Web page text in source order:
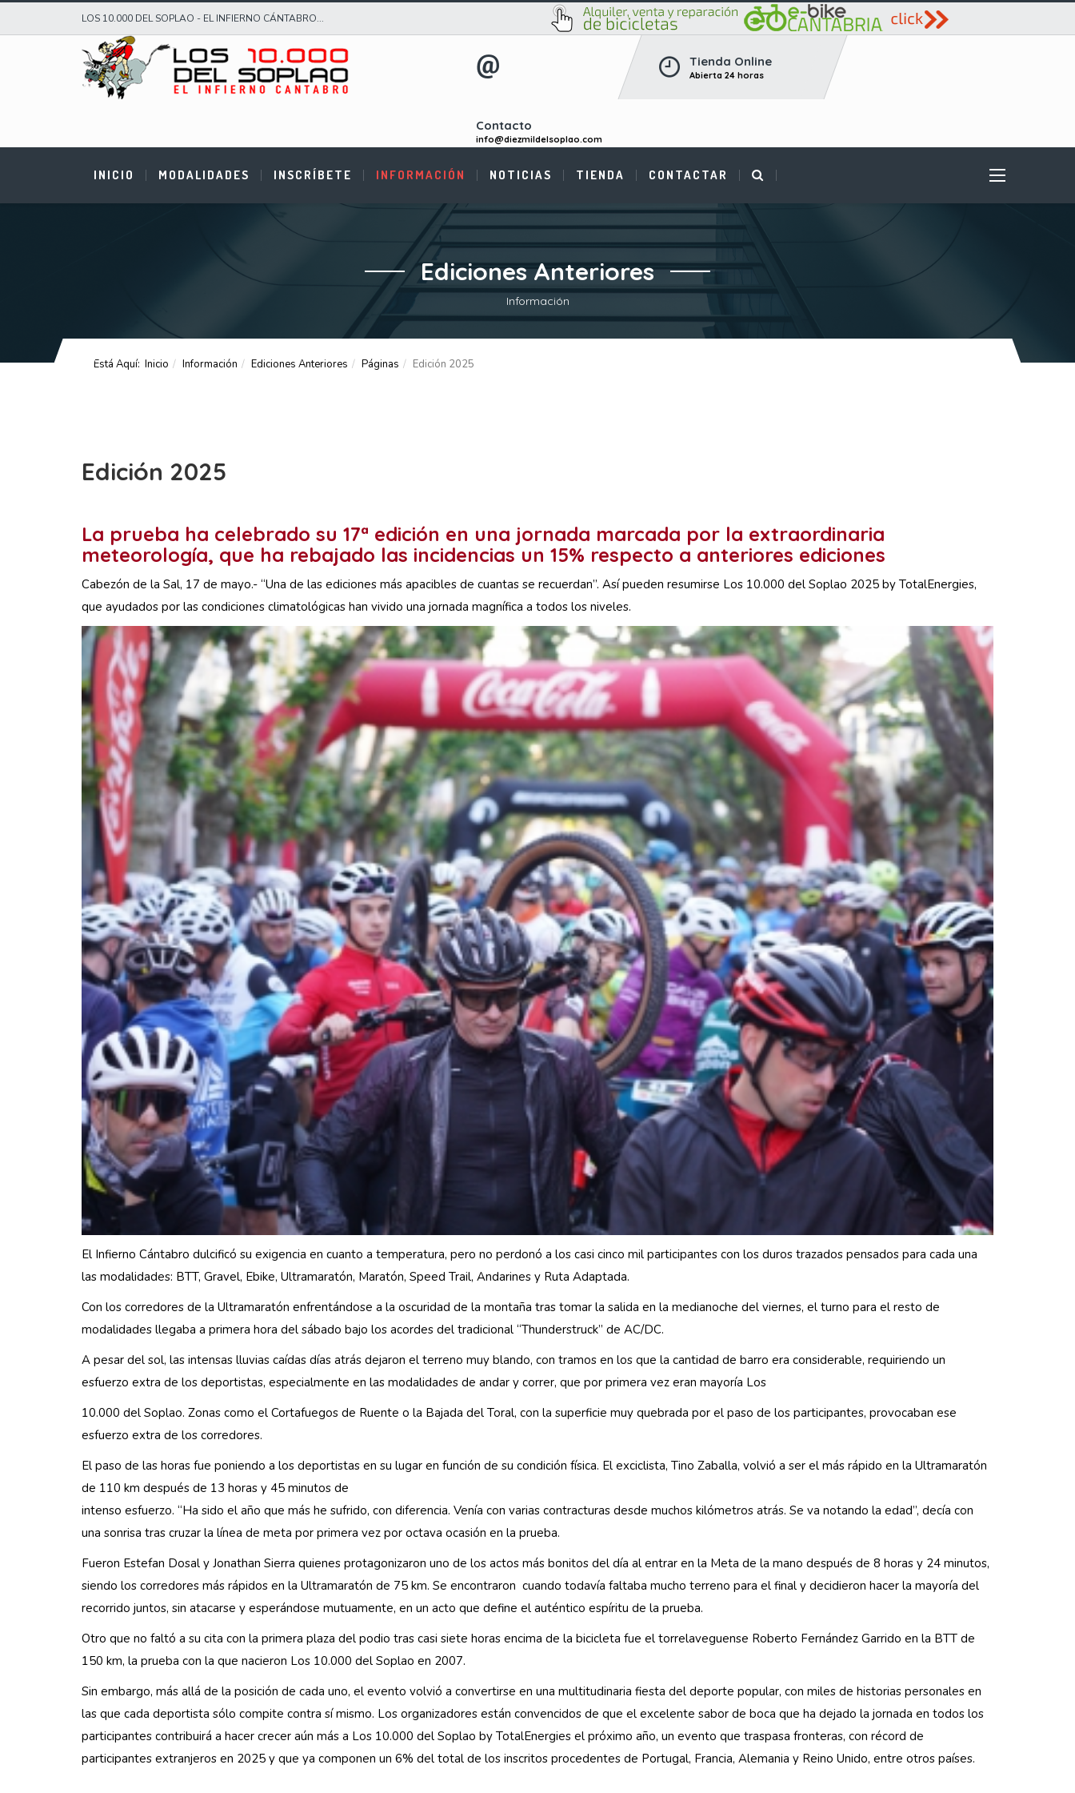
LOS 10.000 DEL SOPLAO - EL INFIERNO CÁNTABRO...
Contacto
info@diezmildelsoplao.com
Tienda Online
Abierta 24 horas
INICIO MODALIDADES INSCRÍBETE INFORMACIÓN NOTICIAS TIENDA CONTACTAR
Ediciones Anteriores
Información
Está Aquí: Inicio Información Ediciones Anteriores Páginas Edición 2025
Edición 2025
La prueba ha celebrado su 17ª edición en una jornada marcada por la extraordinaria
meteorología, que ha rebajado las incidencias un 15% respecto a anteriores ediciones
Cabezón de la Sal, 17 de mayo.- “Una de las ediciones más apacibles de cuantas se recuerdan”. Así pueden resumirse Los 10.000 del Soplao 2025 by TotalEnergies,
que ayudados por las condiciones climatológicas han vivido una jornada magnífica a todos los niveles.
El Infierno Cántabro dulcificó su exigencia en cuanto a temperatura, pero no perdonó a los casi cinco mil participantes con los duros trazados pensados para cada una
las modalidades: BTT, Gravel, Ebike, Ultramaratón, Maratón, Speed Trail, Andarines y Ruta Adaptada.
Con los corredores de la Ultramaratón enfrentándose a la oscuridad de la montaña tras tomar la salida en la medianoche del viernes, el turno para el resto de
modalidades llegaba a primera hora del sábado bajo los acordes del tradicional “Thunderstruck” de AC/DC.
A pesar del sol, las intensas lluvias caídas días atrás dejaron el terreno muy blando, con tramos en los que la cantidad de barro era considerable, requiriendo un
esfuerzo extra de los deportistas, especialmente en las modalidades de andar y correr, que por primera vez eran mayoría Los
10.000 del Soplao. Zonas como el Cortafuegos de Ruente o la Bajada del Toral, con la superficie muy quebrada por el paso de los participantes, provocaban ese
esfuerzo extra de los corredores.
El paso de las horas fue poniendo a los deportistas en su lugar en función de su condición física. El exciclista, Tino Zaballa, volvió a ser el más rápido en la Ultramaratón
de 110 km después de 13 horas y 45 minutos de
intenso esfuerzo. “Ha sido el año que más he sufrido, con diferencia. Venía con varias contracturas desde muchos kilómetros atrás. Se va notando la edad”, decía con
una sonrisa tras cruzar la línea de meta por primera vez por octava ocasión en la prueba.
Fueron Estefan Dosal y Jonathan Sierra quienes protagonizaron uno de los actos más bonitos del día al entrar en la Meta de la mano después de 8 horas y 24 minutos,
siendo los corredores más rápidos en la Ultramaratón de 75 km. Se encontraron cuando todavía faltaba mucho terreno para el final y decidieron hacer la mayoría del
recorrido juntos, sin atacarse y esperándose mutuamente, en un acto que define el auténtico espíritu de la prueba.
Otro que no faltó a su cita con la primera plaza del podio tras casi siete horas encima de la bicicleta fue el torrelaveguense Roberto Fernández Garrido en la BTT de
150 km, la prueba con la que nacieron Los 10.000 del Soplao en 2007.
Sin embargo, más allá de la posición de cada uno, el evento volvió a convertirse en una multitudinaria fiesta del deporte popular, con miles de historias personales en
las que cada deportista sólo compite contra sí mismo. Los organizadores están convencidos de que el excelente sabor de boca que ha dejado la jornada en todos los
participantes contribuirá a hacer crecer aún más a Los 10.000 del Soplao by TotalEnergies el próximo año, un evento que traspasa fronteras, con récord de
participantes extranjeros en 2025 y que ya componen un 6% del total de los inscritos procedentes de Portugal, Francia, Alemania y Reino Unido, entre otros países.